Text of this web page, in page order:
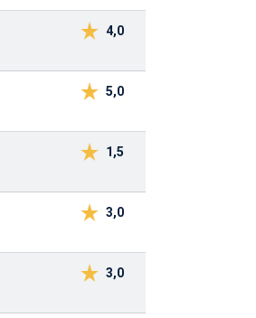
4,0
5,0
1,5
3,0
3,0